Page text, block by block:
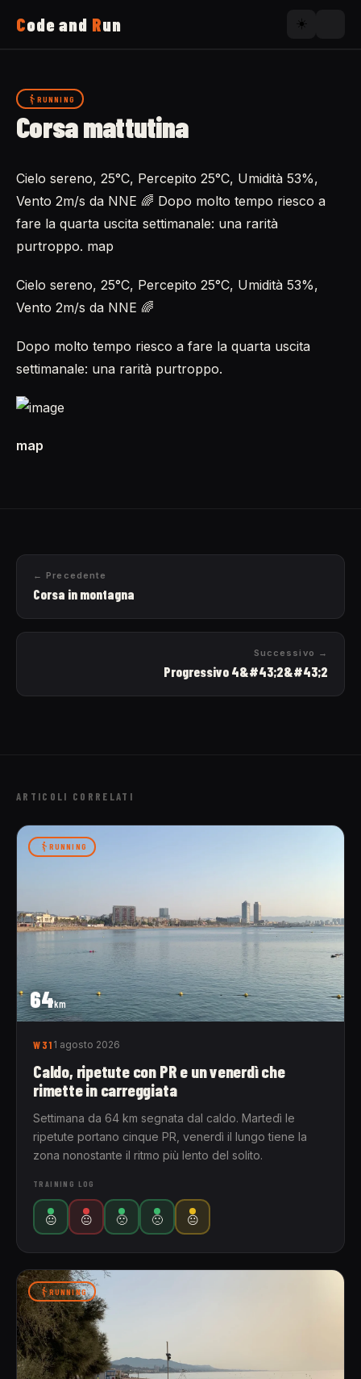
Code and Run ☀️
Running
Uses
Now
About
RUNNING
Corsa mattutina
Cielo sereno, 25°C, Percepito 25°C, Umidità 53%,
Vento 2m/s da NNE 🌈 Dopo molto tempo riesco a
fare la quarta uscita settimanale: una rarità
purtroppo. map
Cielo sereno, 25°C, Percepito 25°C, Umidità 53%,
Vento 2m/s da NNE 🌈
Dopo molto tempo riesco a fare la quarta uscita
settimanale: una rarità purtroppo.
map
← Precedente
Corsa in montagna
Successivo →
Progressivo 4&#43;2&#43;2
ARTICOLI CORRELATI
64km
RUNNING
W31 1 agosto 2026
Caldo, ripetute con PR e un venerdì che
rimette in carreggiata
Settimana da 64 km segnata dal caldo. Martedì le
ripetute portano cinque PR, venerdì il lungo tiene la
zona nonostante il ritmo più lento del solito.
TRAINING LOG
😐 😐 🙁 🙁 😐
RUNNING